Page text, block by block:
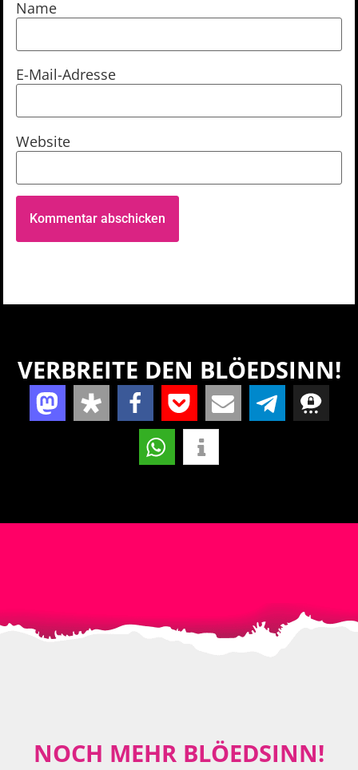
Name
E-Mail-Adresse
Website
VERBREITE DEN BLÖEDSINN!
NOCH MEHR BLÖEDSINN!